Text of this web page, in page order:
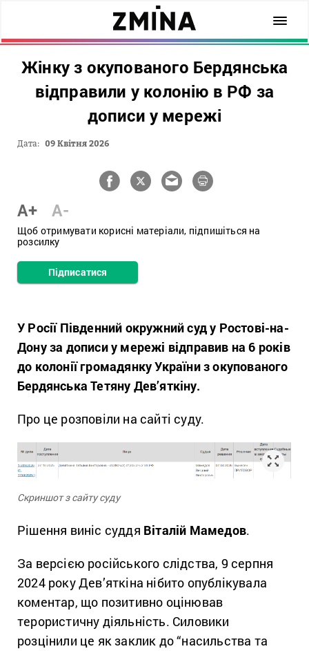
Жінку з окупованого Бердянська
відправили у колонію в РФ за
дописи у мережі
Дата: 09 Квітня 2026
A+ A-
Щоб отримувати корисні матеріали, підпишіться на
розсилку
Підписатися
У Росії Південний окружний суд у Ростові-на-
Дону за дописи у мережі відправив на 6 років
до колонії громадянку України з окупованого
Бердянська Тетяну Дев’яткіну.
Про це розповіли на сайті суду.
Скриншот з сайту суду
Рішення виніс суддя Віталій Мамедов.
За версією російського слідства, 9 серпня
2024 року Дев’яткіна нібито опублікувала
коментар, що позитивно оцінював
терористичну діяльність. Силовики
розцінили це як заклик до “насильства та